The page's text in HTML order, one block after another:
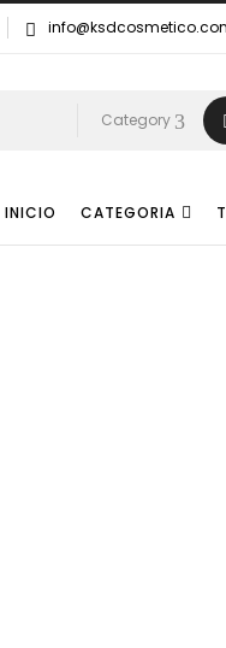
Category
INICIO CATEGORIA